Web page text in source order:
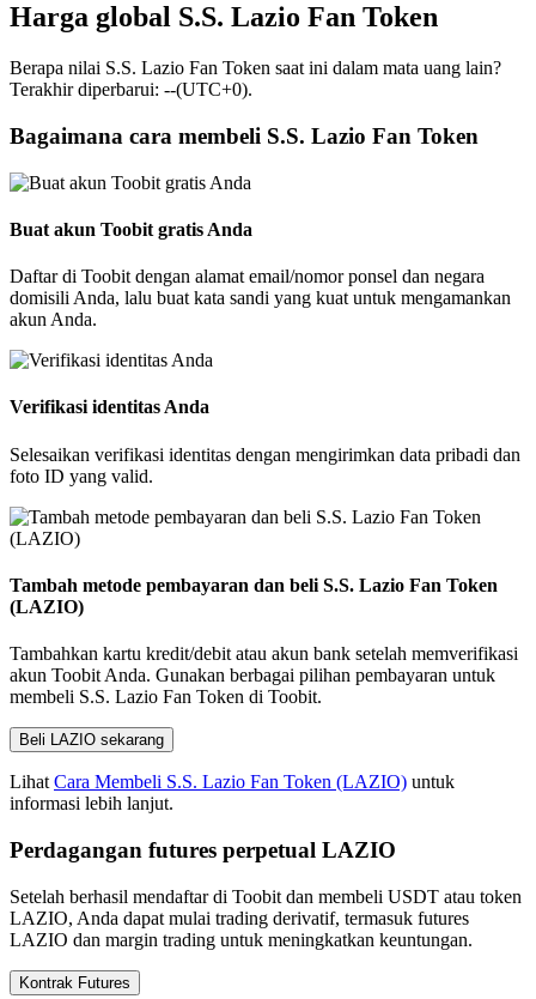
Harga global S.S. Lazio Fan Token
Berapa nilai S.S. Lazio Fan Token saat ini dalam mata uang lain?
Terakhir diperbarui: --(UTC+0).
Bagaimana cara membeli S.S. Lazio Fan Token
Buat akun Toobit gratis Anda
Daftar di Toobit dengan alamat email/nomor ponsel dan negara
domisili Anda, lalu buat kata sandi yang kuat untuk mengamankan
akun Anda.
Verifikasi identitas Anda
Selesaikan verifikasi identitas dengan mengirimkan data pribadi dan
foto ID yang valid.
Tambah metode pembayaran dan beli S.S. Lazio Fan Token
(LAZIO)
Tambahkan kartu kredit/debit atau akun bank setelah memverifikasi
akun Toobit Anda. Gunakan berbagai pilihan pembayaran untuk
membeli S.S. Lazio Fan Token di Toobit.
Beli LAZIO sekarang
Lihat Cara Membeli S.S. Lazio Fan Token (LAZIO) untuk
informasi lebih lanjut.
Perdagangan futures perpetual LAZIO
Setelah berhasil mendaftar di Toobit dan membeli USDT atau token
LAZIO, Anda dapat mulai trading derivatif, termasuk futures
LAZIO dan margin trading untuk meningkatkan keuntungan.
Kontrak Futures